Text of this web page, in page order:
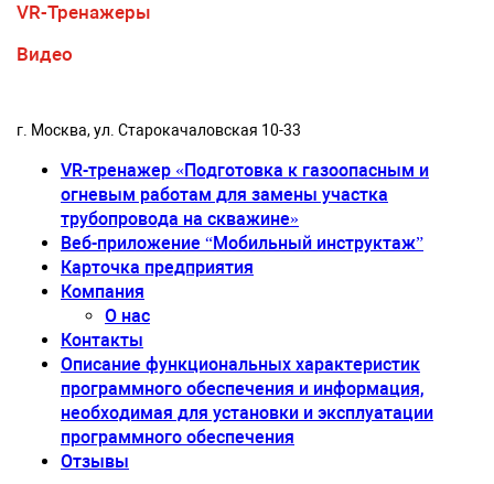
VR-Тренажеры
Видео
г. Москва, ул. Старокачаловская 10-33
VR-тренажер «Подготовка к газоопасным и
огневым работам для замены участка
трубопровода на скважине»
Веб-приложение “Мобильный инструктаж”
Карточка предприятия
Компания
О нас
Контакты
Описание функциональных характеристик
программного обеспечения и информация,
необходимая для установки и эксплуатации
программного обеспечения
Отзывы